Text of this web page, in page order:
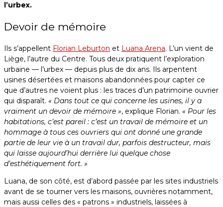
l’urbex.
Devoir de mémoire
Ils s’appellent Florian Leburton et Luana Arena. L’un vient de
Liège, l’autre du Centre. Tous deux pratiquent l’exploration
urbaine — l’urbex — depuis plus de dix ans. Ils arpentent
usines désertées et maisons abandonnées pour capter ce
que d’autres ne voient plus : les traces d’un patrimoine ouvrier
qui disparaît. « Dans tout ce qui concerne les usines, il y a
vraiment un devoir de mémoire », explique Florian. « Pour les
habitations, c’est pareil : c’est un travail de mémoire et un
hommage à tous ces ouvriers qui ont donné une grande
partie de leur vie à un travail dur, parfois destructeur, mais
qui laisse aujourd’hui derrière lui quelque chose
d’esthétiquement fort. »
Luana, de son côté, est d’abord passée par les sites industriels
avant de se tourner vers les maisons, ouvrières notamment,
mais aussi celles des « patrons » industriels, laissées à